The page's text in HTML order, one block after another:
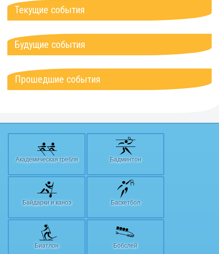
Текущие события
Будущие события
Прошедшие события
Академическая гребля Бадминтон
Байдарки и каноэ Баскетбол
Биатлон Бобслей